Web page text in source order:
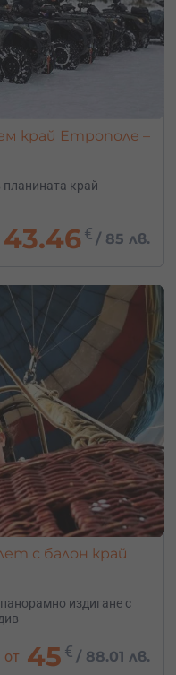
край Етрополе –
край
43.46€ /85 лв.
с балон край
издигане с
от 45 € /88.01 лв.